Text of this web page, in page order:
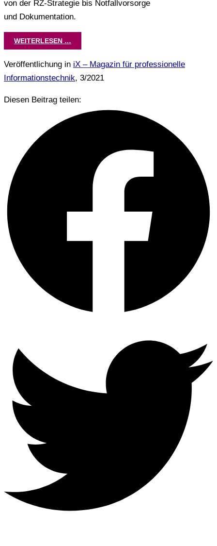
von der RZ-Strategie bis Notfallvorsorge
und Dokumentation.
WEITERLESEN …
Veröffentlichung in iX – Magazin für professionelle
Informationstechnik, 3/2021
Diesen Beitrag teilen: